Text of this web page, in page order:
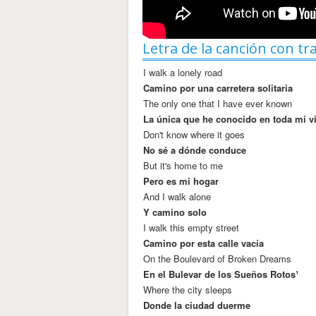
Letra de la canción con
I walk a lonely road
Camino por una carretera solitaria
The only one that I have ever known
La única que he conocido en toda mi
Don't know where it goes
No sé a dónde conduce
But it's home to me
Pero es mi hogar
And I walk alone
Y camino solo
I walk this empty street
Camino por esta calle vacía
On the Boulevard of Broken Dreams
En el Bulevar de los Sueños Rotos¹
Where the city sleeps
Donde la ciudad duerme